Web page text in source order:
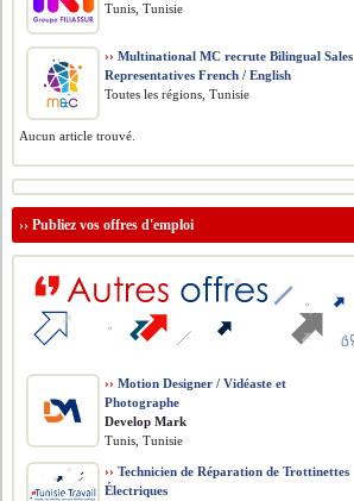
Tunis, Tunisie
›› Multinational MC recrute Bilingual Sales
Representatives French / English
Toutes les régions, Tunisie
Aucun article trouvé.
››Publiez vos offres d'emploi
›› Motion Designer / Vidéaste et
Photographe
Develop Mark
Tunis, Tunisie
›› Technicien de Réparation de Trottinettes
Électriques